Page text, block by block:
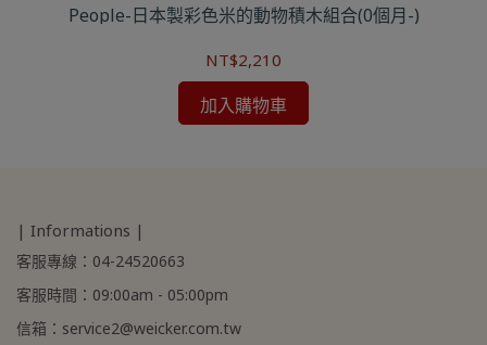
People-日本製彩色米的動物積木組合(0個月-)
NT$2,210
加入購物車
| Informations |
客服專線：04-24520663
客服時間：09:00am - 05:00pm
信箱：service2@weicker.com.tw